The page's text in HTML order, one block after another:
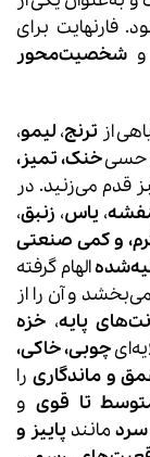
فارنهایت برای
و شخصیت‌محور
از ترنج، لیمو،
حسیخنک، تمیز،
قدم می‌زنید. در
، یاس، زنبق،
و کمی صنعتی
الهام گرفته
و آن را از
نت‌های پایه، خزه
چوبی، خاکی،
و ماندگاری را
تا قوی و
مانند پاییز و